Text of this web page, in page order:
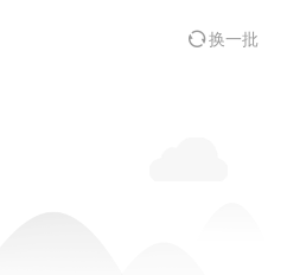
换一批